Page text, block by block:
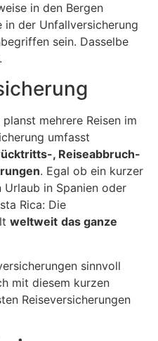
in den Bergen
der Unfallversicherung
sein. Dasselbe
.
mehrere Reisen im
umfasst
, Reiseabbruch-
. Egal ob ein kurzer
Urlaub in Spanien oder
Rica: Die
weltweit das ganze
sinnvoll
mit diesem kurzen
Reiseversicherungen